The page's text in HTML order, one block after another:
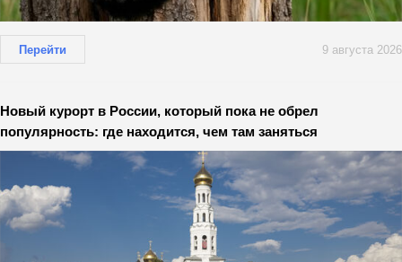
Перейти 9 августа 2026
Новый курорт в России, который пока не обрел
популярность: где находится, чем там заняться